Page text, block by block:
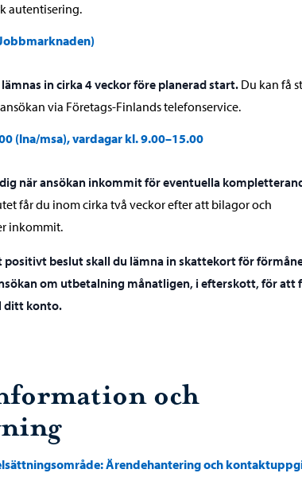
autentisering.
in cirka 4 veckor före planerad start. Du kan få
via Företags-Finlands telefonservice.
(lna/msa), vardagar kl. 9.00–15.00
när ansökan inkommit för eventuella
får du inom cirka två veckor efter att bilagor och
inkommit.
positivt beslut skall du lämna in skattekort för
om utbetalning månatligen, i efterskott, för att
ditt konto.
och
Ärendehantering och